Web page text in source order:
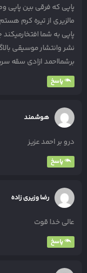
پاپی که فرقی بین پاپی
مالزیری از تیره کرم
پاپی به شما
نشر وانتشار موسیقی
برشمااحمد ازادی سقه
پاسخ
هوشمند
درو بر احمد عزیز
پاسخ
رضا وزیری زاده
عالی خدا قوت
پاسخ